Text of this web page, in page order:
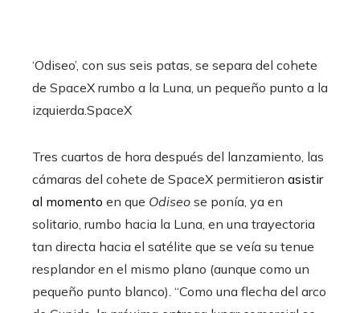
‘Odiseo’, con sus seis patas, se separa del cohete
de SpaceX rumbo a la Luna, un pequeño punto a la
izquierda.SpaceX
Tres cuartos de hora después del lanzamiento, las
cámaras del cohete de SpaceX permitieron asistir
al momento en que Odiseo se ponía, ya en
solitario, rumbo hacia la Luna, en una trayectoria
tan directa hacia el satélite que se veía su tenue
resplandor en el mismo plano (aunque como un
pequeño punto blanco). “Como una flecha del arco